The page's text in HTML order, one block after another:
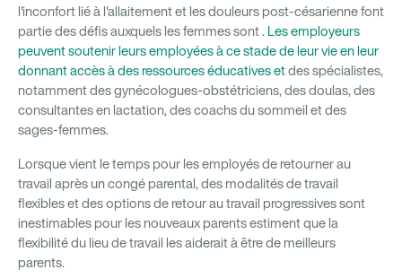
l'inconfort lié à l'allaitement et les douleurs post-césarienne font
partie des défis auxquels les femmes sont. Les employeurs
peuvent soutenir leurs employées à ce stade de leur vie en leur
donnant accès à des ressources éducatives etdes spécialistes,
notamment des gynécologues-obstétriciens, des doulas, des
consultantes en lactation, des coachs du sommeil et des
sages-femmes.
Lorsque vient le temps pour les employés de retourner au
travail après un congé parental, des modalités de travail
flexibles et des options de retour au travail progressives sont
inestimables pour les nouveaux parentsestiment que la
flexibilité du lieu de travail les aiderait à être de meilleurs
parents.